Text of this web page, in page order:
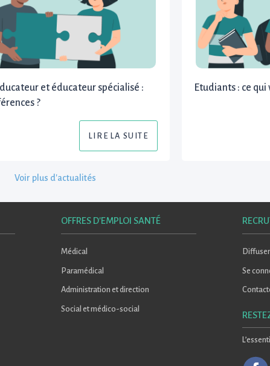
et éducateur spécialisé :
?
LIRE LA SUITE
Etudiants : ce qui
Voir plus d'actualités
OFFRES D'EMPLOI SANTÉ
Médical
Paramédical
Administration et direction
Social et médico-social
Se